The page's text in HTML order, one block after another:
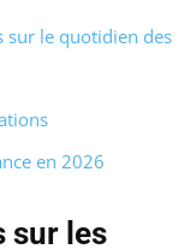
sur le quotidien des
en 2026
sur les